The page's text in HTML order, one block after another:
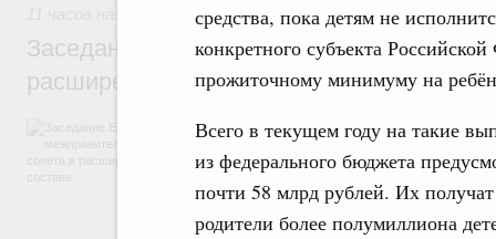
средства, пока детям не
конкретного субъекта
прожиточному минимуму на
Всего в текущем году на такие
из федерального бюджета
почти 58 млрд рублей. Их получат
родители более полумиллиона
Евразийский экономический союз.
Заседание Евразийского
расширенном составе
В повестке заседания актуальные задачи
числе совершенствование кооперации в
регулирования и администрирования,
обеспечение продовольственной
железнодорожных перевозок,
рынка.